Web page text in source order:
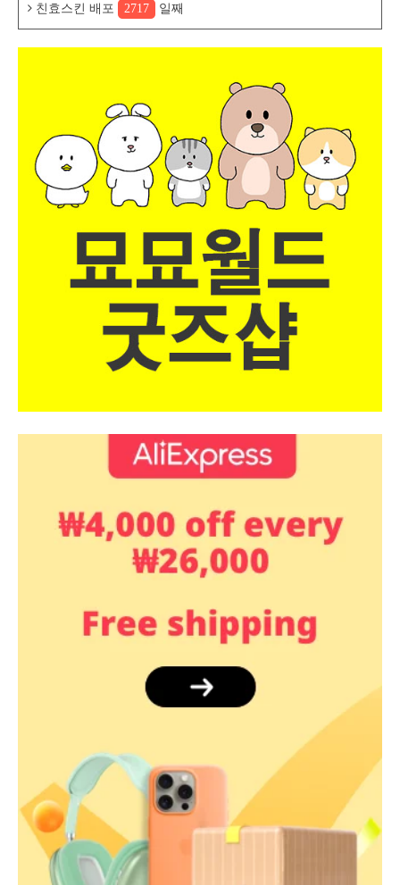
친효스킨 배포 2717 일째